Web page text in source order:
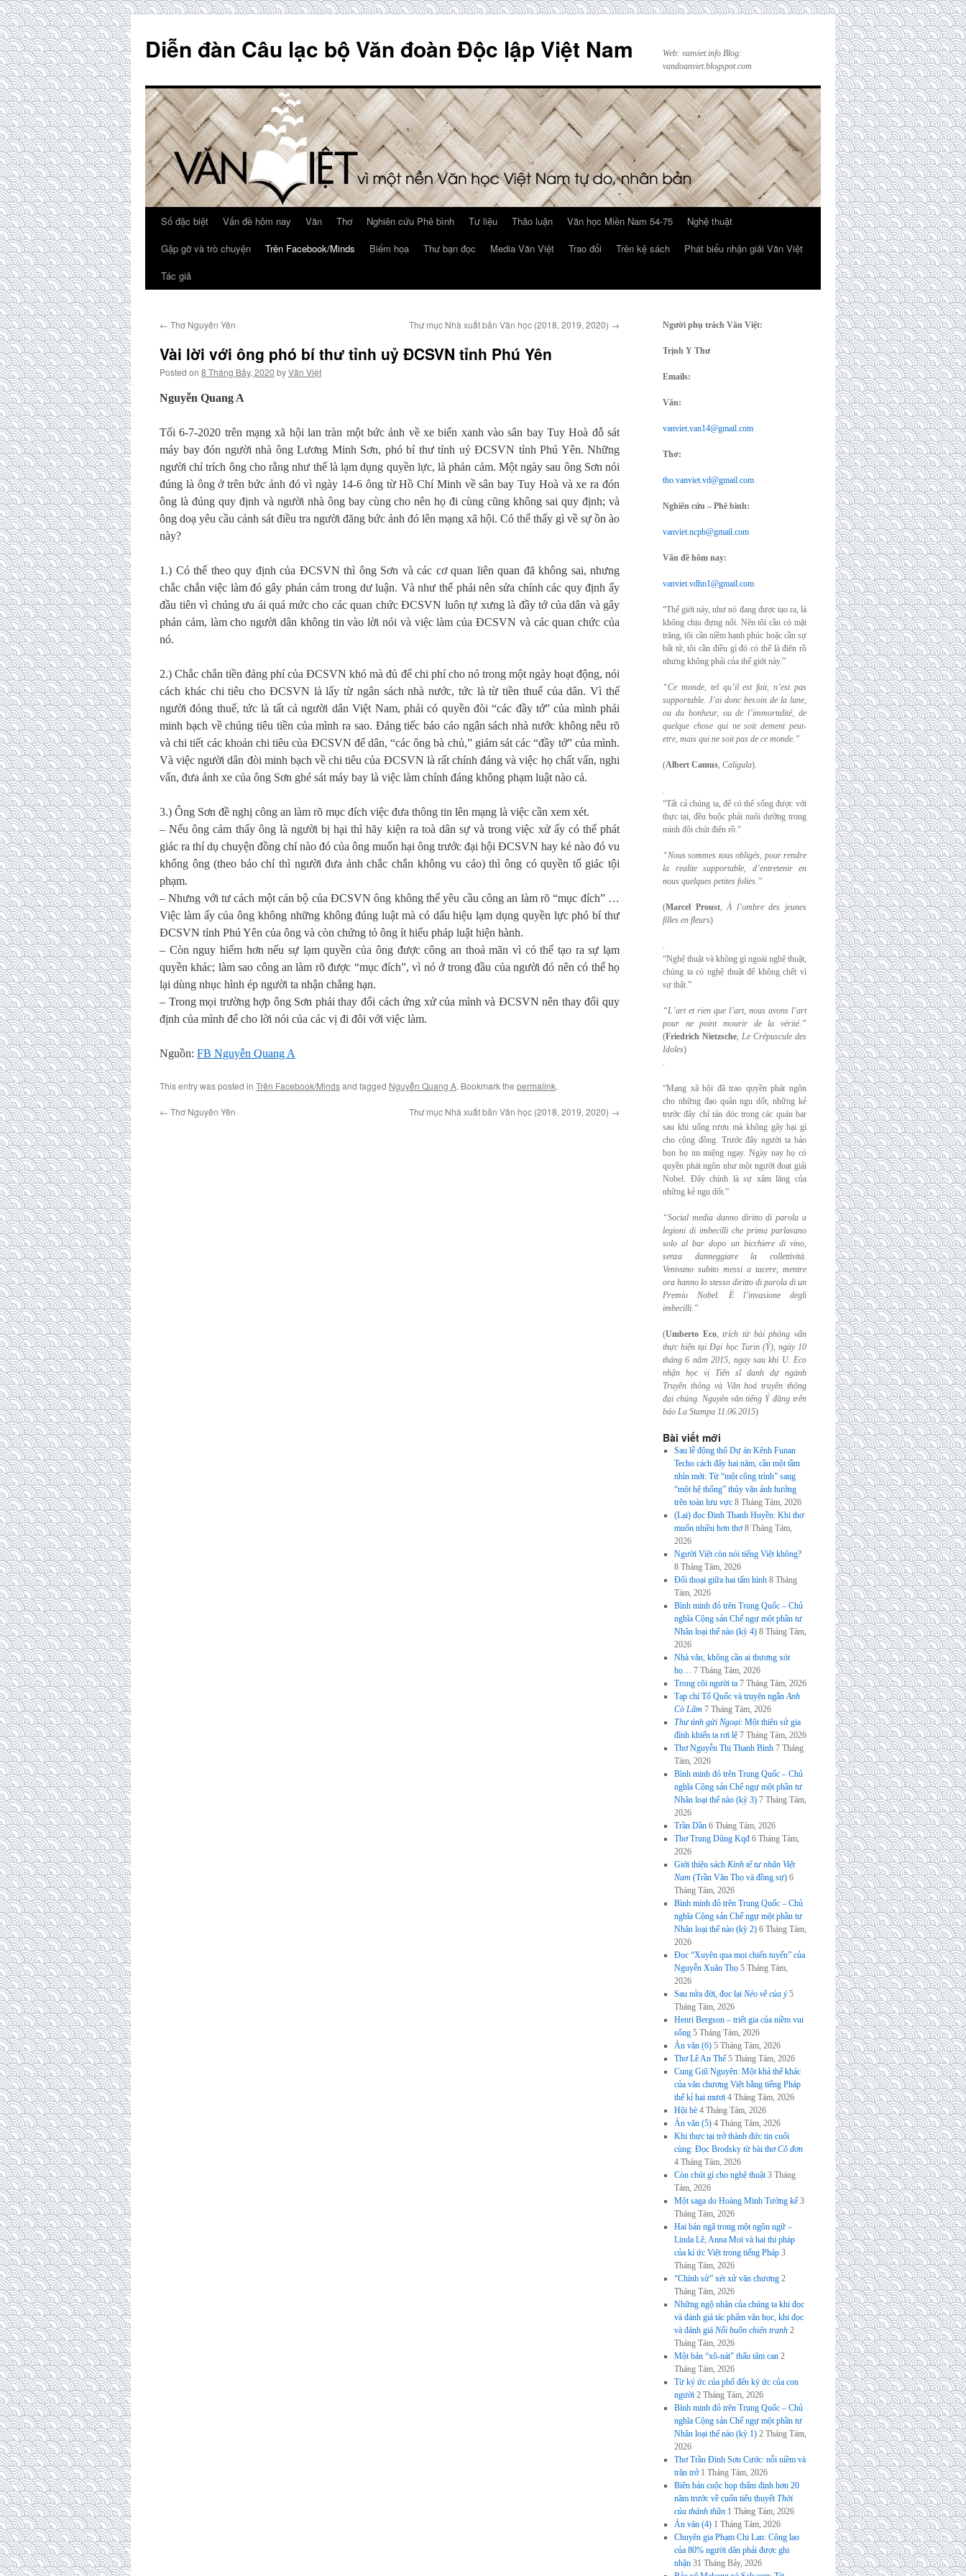
content
Diễn đàn Câu lạc bộ Văn đoàn Độc lập Việt Nam
Web: vanviet.info Blog:
vandoanviet.blogspot.com
Số đặc biệt Vấn đề hôm nay Văn Thơ Nghiên cứu Phê bình Tư liệu Thảo luận Văn học Miền Nam 54-75
Nghệ thuật
Gặp gỡ và trò chuyện
Trên Facebook/Minds Biếm họa Thư bạn đọc Media Văn Việt Trao đổi Trên kệ sách
Phát biểu nhận giải Văn Việt
Tác giả
← Thơ Nguyên Yên Thư mục Nhà xuất bản Văn học (2018, 2019, 2020) →
Vài lời với ông phó bí thư tỉnh uỷ ĐCSVN tỉnh Phú Yên
Posted on 8 Tháng Bảy, 2020 byVăn Việt
Nguyễn Quang A
Tối 6-7-2020 trên mạng xã hội lan tràn một bức ảnh về xe biển xanh vào sân bay Tuy Hoà đỗ sát
máy bay đón người nhà ông Lương Minh Sơn, phó bí thư tỉnh uỷ ĐCSVN tỉnh Phú Yên. Những
người chỉ trích ông cho rằng như thế là lạm dụng quyền lực, là phản cảm. Một ngày sau ông Sơn nói
đúng là ông ở trên bức ảnh đó vì ngày 14-6 ông từ Hồ Chí Minh về sân bay Tuy Hoà và xe ra đón
ông là đúng quy định và người nhà ông bay cùng cho nên họ đi cùng cũng không sai quy định; và
ông doạ yêu cầu cảnh sát điều tra người đăng bức ảnh đó lên mạng xã hội. Có thể thấy gì về sự ồn ào
này?
1.) Có thể theo quy định của ĐCSVN thì ông Sơn và các cơ quan liên quan đã không sai, nhưng
chắc chắn việc làm đó gây phản cảm trong dư luận. Và như thế phải nên sửa chính các quy định ấy
đầu tiên vì chúng ưu ái quá mức cho các quan chức ĐCSVN luôn tự xưng là đầy tớ của dân và gây
phản cảm, làm cho người dân không tin vào lời nói và việc làm của ĐCSVN và các quan chức của
nó.
2.) Chắc chắn tiền đảng phí của ĐCSVN khó mà đủ để chi phí cho nó trong một ngày hoạt động, nói
cách khác chi tiêu cho ĐCSVN là lấy từ ngân sách nhà nước, tức là từ tiền thuế của dân. Vì thế
người đóng thuế, tức là tất cả người dân Việt Nam, phải có quyền đòi “các đầy tớ” của mình phải
minh bạch về chúng tiêu tiền của mình ra sao. Đáng tiếc báo cáo ngân sách nhà nước không nêu rõ
và chi tiết các khoản chi tiêu của ĐCSVN để dân, “các ông bà chủ,” giám sát các “đầy tớ” của mình.
Và việc người dân đòi minh bạch về chi tiêu của ĐCSVN là rất chính đáng và việc họ chất vấn, nghi
vấn, đưa ảnh xe của ông Sơn ghé sát máy bay là việc làm chính đáng không phạm luật nào cả.
3.) Ông Sơn đề nghị công an làm rõ mục đích việc đưa thông tin lên mạng là việc cần xem xét.
– Nếu ông cảm thấy ông là người bị hại thì hãy kiện ra toà dân sự và trong việc xử ấy có thể phát
giác ra thí dụ chuyện đồng chí nào đó của ông muốn hại ông trước đại hội ĐCSVN hay kẻ nào đó vu
khống ông (theo báo chí thì người đưa ảnh chắc chắn không vu cáo) thì ông có quyền tố giác tội
phạm.
– Nhưng với tư cách một cán bộ của ĐCSVN ông không thể yêu cầu công an làm rõ “mục đích” …
Việc làm ấy của ông không những không đúng luật mà có dấu hiệu lạm dụng quyền lực phó bí thư
ĐCSVN tỉnh Phú Yên của ông và còn chứng tỏ ông ít hiểu pháp luật hiện hành.
– Còn nguy hiểm hơn nếu sự lạm quyền của ông được công an thoả mãn vì có thể tạo ra sự lạm
quyền khác; làm sao công an làm rõ được “mục đích”, vì nó ở trong đầu của người đó nên có thể họ
lại dùng nhục hình ép người ta nhận chẳng hạn.
– Trong mọi trường hợp ông Sơn phải thay đổi cách ứng xử của mình và ĐCSVN nên thay đổi quy
định của mình để cho lời nói của các vị đi đôi với việc làm.
Nguồn: FB Nguyễn Quang A
This entry was posted in Trên Facebook/Mindsand tagged Nguyễn Quang A. Bookmark the permalink.
← Thơ Nguyên Yên Thư mục Nhà xuất bản Văn học (2018, 2019, 2020) →
Người phụ trách Văn Việt:
Trịnh Y Thư
Emails:
Văn:
vanviet.van14@gmail.com
Thơ:
tho.vanviet.vd@gmail.com
Nghiên cứu – Phê bình:
vanviet.ncpb@gmail.com
Vấn đề hôm nay:
vanviet.vdhn1@gmail.com
“Thế giới này, như nó đang được tạo ra, là
không chịu đựng nổi. Nên tôi cần có mặt
trăng, tôi cần niềm hạnh phúc hoặc cần sự
bất tử, tôi cần điều gì đó có thể là điên rồ
nhưng không phải của thế giới này.”
“Ce monde, tel qu’il est fait, n’est pas
supportable. J’ai donc besoin de la lune,
ou du bonheur, ou de l’immortalité, de
quelque chose qui ne soit dement peut-
etre, mais qui ne soit pas de ce monde.”
(Albert Camus, Caligula).
.
“Tất cả chúng ta, để có thể sống được với
thực tại, đều buộc phải nuôi dưỡng trong
mình đôi chút điên rồ.”
“Nous sommes tous obligés, pour rendre
la realite supportable, d’entretenir en
nous quelques petites folies.”
(Marcel Proust,À l’ombre des jeunes
filles en fleurs)
.
“Nghệ thuật và không gì ngoài nghệ thuật,
chúng ta có nghệ thuật để không chết vì
sự thật.”
“L’art et rien que l’art, nous avons l’art
pour ne point mourir de la vérité.”
(Friedrich Nietzsche, Le Crépuscule des
Idoles)
.
“Mạng xã hội đã trao quyền phát ngôn
cho những đạo quân ngu dốt, những kẻ
trước đây chỉ tán dóc trong các quán bar
sau khi uống rượu mà không gây hại gì
cho cộng đồng. Trước đây người ta bảo
bọn họ im miệng ngay. Ngày nay họ có
quyền phát ngôn như một người đoạt giải
Nobel. Đây chính là sự xâm lăng của
những kẻ ngu dốt.”
“Social media danno diritto di parola a
legioni di imbecilli che prima parlavano
solo albar dopo un bicchiere di vino,
senza danneggiare la collettività.
Venivano subito messi a tacere, mentre
ora hanno lo stesso diritto di parola di un
Premio Nobel. È l’invasione degli
imbecilli.”
(Umberto Eco,trích từ bài phỏng vấn
thực hiện tại Đại học Turin (Ý), ngày 10
tháng 6 năm 2015, ngay sau khi U. Eco
nhận học vị Tiến sĩ danh dự ngành
Truyền thông và Văn hoá truyền thông
đại chúng. Nguyên văn tiếng Ý đăng trên
báo La Stampa 11.06.2015)
Bài viết mới
Sau lễ động thổ Dự án Kênh Funan
Techo cách đây hai năm, cần một tầm
nhìn mới: Từ “một công trình” sang
“một hệ thống” thủy văn ảnh hưởng
trên toàn lưu vực 8 Tháng Tám, 2026
(Lại) đọc Đinh Thanh Huyền: Khi thơ
muốn nhiều hơn thơ 8 Tháng Tám,
2026
Người Việt còn nói tiếng Việt không?
8 Tháng Tám, 2026
Đối thoại giữa hai tấm hình 8 Tháng
Tám, 2026
Bình minh đỏ trên Trung Quốc – Chủ
nghĩa Cộng sản Chế ngự một phần tư
Nhân loại thế nào (kỳ 4) 8 Tháng Tám,
2026
Nhà văn, không cần ai thương xót
họ… 7 Tháng Tám, 2026
Trong cõi người ta 7 Tháng Tám, 2026
Tạp chí Tổ Quốc và truyện ngắnAnh
Cò Lấm 7 Tháng Tám, 2026
Thư tình gửi Ngoại: Một thiên sử gia
đình khiến ta rơi lệ 7 Tháng Tám, 2026
Thơ Nguyễn Thị Thanh Bình 7 Tháng
Tám, 2026
Bình minh đỏ trên Trung Quốc – Chủ
nghĩa Cộng sản Chế ngự một phần tư
Nhân loại thế nào (kỳ 3) 7 Tháng Tám,
2026
Trần Dần 6 Tháng Tám, 2026
Thơ Trung Dũng Kqđ 6 Tháng Tám,
2026
Giới thiệu sách Kinh tế tư nhân Việt
Nam (Trần Văn Thọ và đồng sự) 6
Tháng Tám, 2026
Bình minh đỏ trên Trung Quốc – Chủ
nghĩa Cộng sản Chế ngự một phần tư
Nhân loại thế nào (kỳ 2) 6 Tháng Tám,
2026
Đọc “Xuyên qua mọi chiến tuyến” của
Nguyễn Xuân Thọ 5 Tháng Tám,
2026
Sau nửa đời, đọc lại Nẻo về của ý 5
Tháng Tám, 2026
Henri Bergson – triết gia của niềm vui
sống 5 Tháng Tám, 2026
Án văn (6) 5 Tháng Tám, 2026
Thơ Lê An Thế 5 Tháng Tám, 2026
Cung Giũ Nguyên: Một khả thể khác
của văn chương Việt bằng tiếng Pháp
thế kỉ hai mươi 4 Tháng Tám, 2026
Hội hè 4 Tháng Tám, 2026
Án văn (5) 4 Tháng Tám, 2026
Khi thực tại trở thành đức tin cuối
cùng: Đọc Brodsky từ bài thơCô đơn
4 Tháng Tám, 2026
Còn chút gì cho nghệ thuật 3 Tháng
Tám, 2026
Một saga do Hoàng Minh Tường kể 3
Tháng Tám, 2026
Hai bản ngã trong một ngôn ngữ –
Linda Lê, Anna Moï và hai thi pháp
của kí ức Việt trong tiếng Pháp 3
Tháng Tám, 2026
“Chính sử” xét xử văn chương 2
Tháng Tám, 2026
Những ngộ nhận của chúng ta khi đọc
và đánh giá tác phẩm văn học, khi đọc
và đánh giá Nỗi buồn chiến tranh 2
Tháng Tám, 2026
Một bản “xô-nát” thấu tâm can 2
Tháng Tám, 2026
Từ ký ức của phố đến ký ức của con
người 2 Tháng Tám, 2026
Bình minh đỏ trên Trung Quốc – Chủ
nghĩa Cộng sản Chế ngự một phần tư
Nhân loại thế nào (kỳ 1) 2 Tháng Tám,
2026
Thơ Trần Đình Sơn Cước: nỗi niềm và
trăn trở 1 Tháng Tám, 2026
Biên bản cuộc họp thẩm định hơn 20
năm trước về cuốn tiểu thuyếtThời
của thánh thần 1 Tháng Tám, 2026
Án văn (4) 1 Tháng Tám, 2026
Chuyên gia Phạm Chi Lan: Công lao
của 80% người dân phải được ghi
nhận 31 Tháng Bảy, 2026